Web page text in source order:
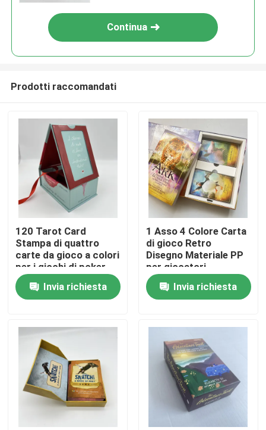
Prodotti
Video
Continua
Prodotti raccomandati
120 Tarot Card
Stampa di quattro
carte da gioco a colori
per i giochi di poker
Invia richiesta
1 Asso 4 Colore Carta
di gioco Retro
Disegno Materiale PP
per giocatori
Invia richiesta